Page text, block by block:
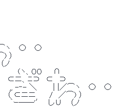
〇
(ヽ、００　　∩
⊂ニ、ﾆ⊃　⊂　⊃
,, -‐- ＼　　　| |／⌒ヽ　 〇　 〇
（ ⊂ニニ　　 /　／⌒) ）
　 ｀ｰ――'′　し∪　 （ノ